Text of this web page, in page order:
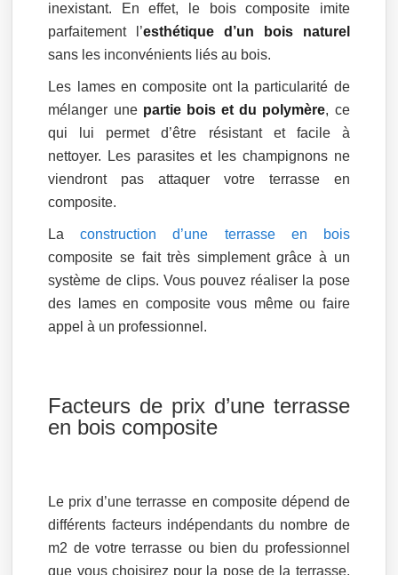
inexistant. En effet, le bois composite imite
parfaitement l’esthétique d’un bois naturel
sans les inconvénients liés au bois.
Les lames en composite ont la particularité de
mélanger une partie bois et du polymère, ce
qui lui permet d’être résistant et facile à
nettoyer. Les parasites et les champignons ne
viendront pas attaquer votre terrasse en
composite.
Laconstruction d’une terrasse en bois
composite se fait très simplement grâce à un
système de clips. Vous pouvez réaliser la pose
des lames en composite vous même ou faire
appel à un professionnel.
Facteurs de prix d’une terrasse
en bois composite
Le prix d’une terrasse en composite dépend de
différents facteurs indépendants du nombre de
m2 de votre terrasse ou bien du professionnel
que vous choisirez pour la pose de la terrasse.